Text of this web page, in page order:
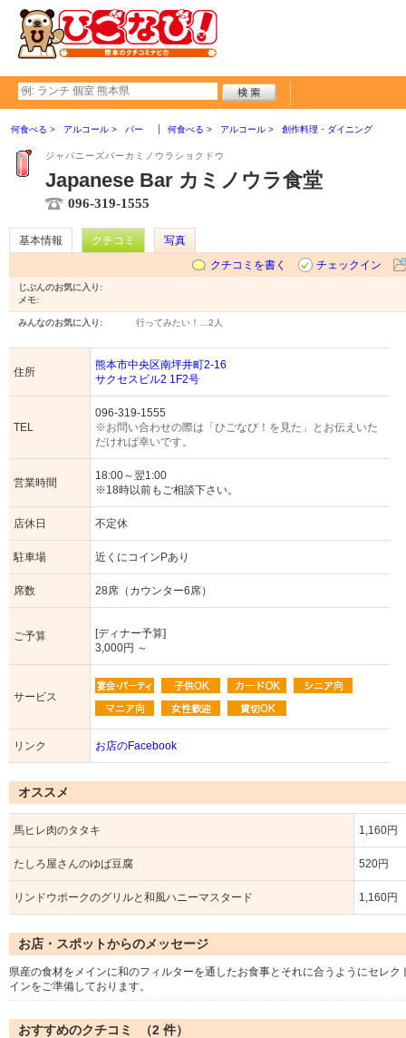
何食べる アルコール バー 何食べる アルコール 創作料理・ダイニング
ジャパニーズバーカミノウラショクドウ
Japanese Bar カミノウラ食堂
096-319-1555
基本情報 クチコミ
写真
クチコミを書く
チェックイン
じぶんのお気に入り:
メモ:
みんなのお気に入り: 行ってみたい！… 2人
住所
熊本市中央区南坪井町2-16
サクセスビル2 1F2号
TEL
096-319-1555
※お問い合わせの際は「ひごなび！を見た」とお伝えいた
だければ幸いです。
営業時間
18:00～翌1:00
※18時以前もご相談下さい。
店休日 不定休
駐車場 近くにコインPあり
席数 28席（カウンター6席）
ご予算
[ディナー予算]
3,000円 ～
サービス
リンク お店のFacebook
オススメ
馬ヒレ肉のタタキ 1,160円
たしろ屋さんのゆば豆腐 520円
リンドウポークのグリルと和風ハニーマスタード 1,160円
お店・スポットからのメッセージ
県産の食材をメインに和のフィルターを通したお食事とそれに合うようにセレ
インをご準備しております。
おすすめのクチコミ （2 件）